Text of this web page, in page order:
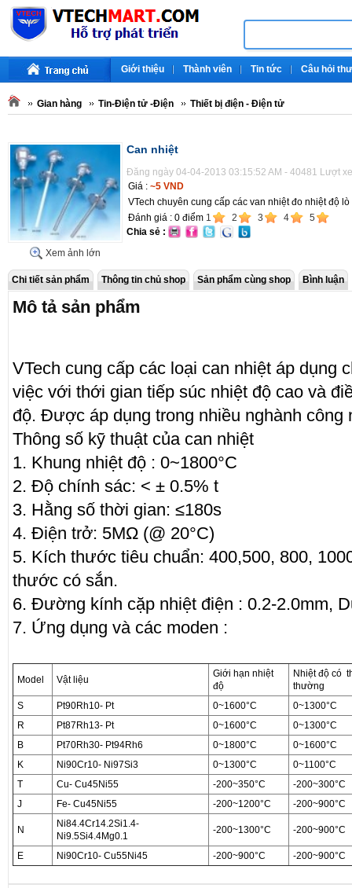
Giới thiệu Thành viên Tin tức Câu hỏi
Gian hàng Tin-Điện tử -Điện Thiết bị điện - Điện tử
Xem ảnh lớn
Can nhiệt
Đăng ngày 04-04-2013 03:15:52 AM - 40481 Lượt
Giá : ~5 VND
VTech chuyên cung cấp các van nhiệt đo nhiệt độ
Đánh giá : 0 điểm 1 2 3 4
5
Chia sẻ :
Chi tiết sản phẩm Thông tin chủ shop Sản phẩm cùng shop Bình luận
Mô tả sản phẩm
VTech cung cấp các loại can nhiệt áp dụng
việc với thới gian tiếp súc nhiệt độ cao và
độ. Được áp dụng trong nhiều nghành công
Thông số kỹ thuật của can nhiệt
1. Khung nhiệt độ : 0~1800°C
2. Độ chính sác: < ± 0.5% t
3. Hằng số thời gian: ≤180s
4. Điện trở: 5MΩ (@ 20°C)
5. Kích thước tiêu chuẩn: 400,500, 800,
thước có sắn.
6. Đường kính cặp nhiệt điện : 0.2-2.0mm,
7. Ứng dụng và các moden :
Model Vật liệu
Giới hạn nhiệt
độ
Nhiệt độ có
thường
S
Pt90Rh10- Pt 0~1600°C
0~1300°C
R
Pt87Rh13- Pt 0~1600°C
0~1300°C
B
Pt70Rh30- Pt94Rh6 0~1800°C
0~1600°C
K
Ni90Cr10- Ni97Si3 0~1300°C
0~1100°C
T
Cu- Cu45Ni55 -200~350°C
-200~300°C
J
Fe- Cu45Ni55 -200~1200°C -200~900°C
N
Ni84.4Cr14.2Si1.4-
Ni9.5Si4.4Mg0.1
-200~1300°C -200~900°C
E Ni90Cr10- Cu55Ni45 -200~900°C -200~900°C